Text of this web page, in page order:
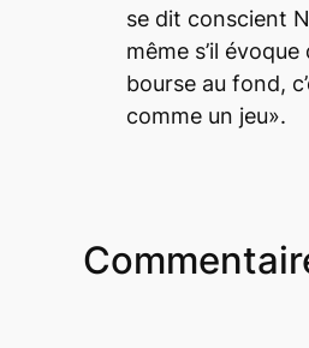
se dit conscient
même s’il évoque
bourse au fond,
comme un jeu».